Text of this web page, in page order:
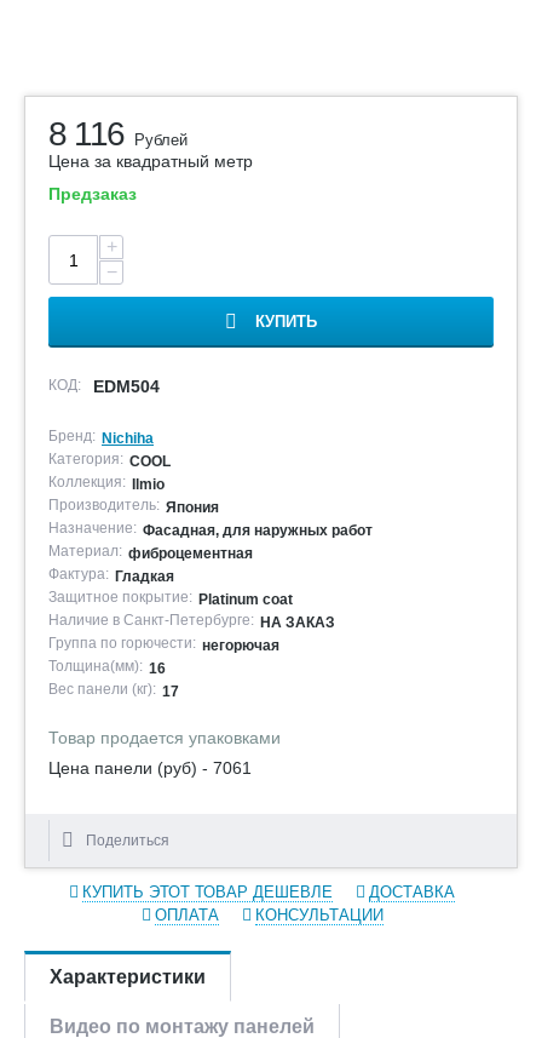
8 116 Рублей
Цена за квадратный метр
Предзаказ
+
−
КУПИТЬ
КОД: EDM504
Бренд: Nichiha
Категория: COOL
Коллекция:
Ilmio
Производитель: Япония
Назначение: Фасадная, для наружных работ
Материал: фиброцементная
Фактура: Гладкая
Защитное покрытие: Platinum coat
Наличие в Санкт-Петербурге: НА ЗАКАЗ
Группа по горючести: негорючая
Толщина(мм): 16
Вес панели (кг): 17
Товар продается упаковками
Цена панели (руб) - 7061
Поделиться
КУПИТЬ ЭТОТ ТОВАР ДЕШЕВЛЕ
ДОСТАВКА
ОПЛАТА
КОНСУЛЬТАЦИИ
Характеристики
Видео по монтажу панелей